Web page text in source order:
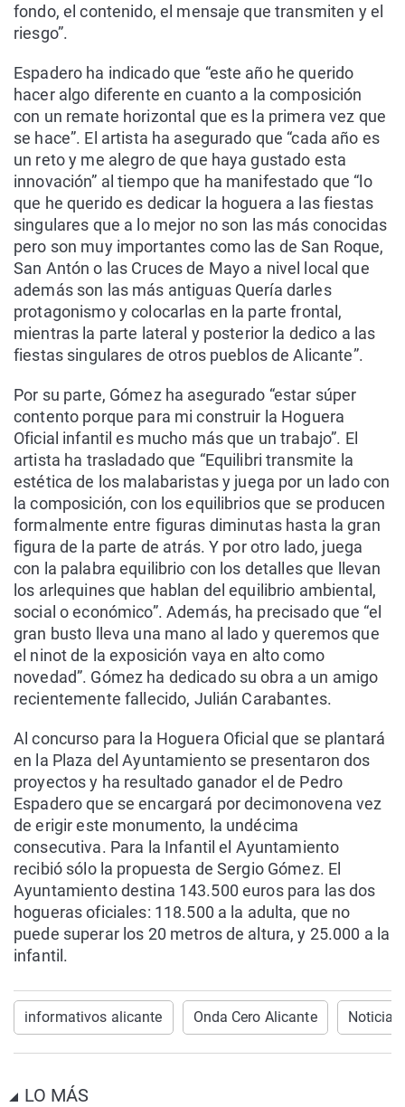
fondo, el contenido, el mensaje que transmiten y el
riesgo”.
Espadero ha indicado que “este año he querido
hacer algo diferente en cuanto a la composición
con un remate horizontal que es la primera vez que
se hace”. El artista ha asegurado que “cada año es
un reto y me alegro de que haya gustado esta
innovación” al tiempo que ha manifestado que “lo
que he querido es dedicar la hoguera a las fiestas
singulares que a lo mejor no son las más conocidas
pero son muy importantes como las de San Roque,
San Antón o las Cruces de Mayo a nivel local que
además son las más antiguas Quería darles
protagonismo y colocarlas en la parte frontal,
mientras la parte lateral y posterior la dedico a las
fiestas singulares de otros pueblos de Alicante”.
Por su parte, Gómez ha asegurado “estar súper
contento porque para mi construir la Hoguera
Oficial infantil es mucho más que un trabajo”. El
artista ha trasladado que “Equilibri transmite la
estética de los malabaristas y juega por un lado con
la composición, con los equilibrios que se producen
formalmente entre figuras diminutas hasta la gran
figura de la parte de atrás. Y por otro lado, juega
con la palabra equilibrio con los detalles que llevan
los arlequines que hablan del equilibrio ambiental,
social o económico”. Además, ha precisado que “el
gran busto lleva una mano al lado y queremos que
el ninot de la exposición vaya en alto como
novedad”. Gómez ha dedicado su obra a un amigo
recientemente fallecido, Julián Carabantes.
Al concurso para la Hoguera Oficial que se plantará
en la Plaza del Ayuntamiento se presentaron dos
proyectos y ha resultado ganador el de Pedro
Espadero que se encargará por decimonovena vez
de erigir este monumento, la undécima
consecutiva. Para la Infantil el Ayuntamiento
recibió sólo la propuesta de Sergio Gómez. El
Ayuntamiento destina 143.500 euros para las dos
hogueras oficiales: 118.500 a la adulta, que no
puede superar los 20 metros de altura, y 25.000 a la
infantil.
informativos alicante Onda Cero Alicante Noticias
LO MÁS